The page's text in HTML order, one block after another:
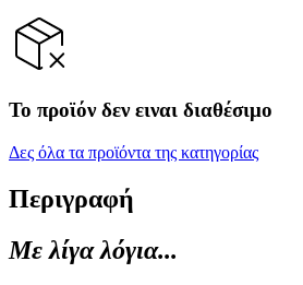
Το προϊόν δεν ειναι διαθέσιμο
Δες όλα τα προϊόντα της κατηγορίας
Περιγραφή
Με λίγα λόγια...